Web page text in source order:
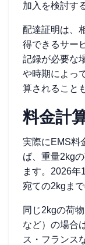
加入を検討す
配達証明は、
得できるサー
記録が必要な
や時期によっ
算されること
料金計
実際にEMS料
ば、重量2kg
ます。2026年
宛ての2kgま
同じ2kgの荷
など）の場合
ス・フランス